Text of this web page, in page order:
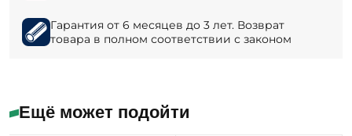
Гарантия от 6 месяцев до 3 лет. Возврат
товара в полном соответствии с законом
Ещё может подойти